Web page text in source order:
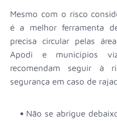
Mesmo com o risco
é a melhor ferramenta
precisa circular pelas
Apodi e municípios
recomendam seguir à
segurança em caso de
Não se abrigue